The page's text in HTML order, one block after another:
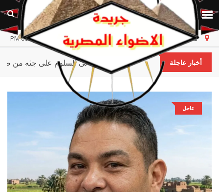
مصر السبت، ٨ أغسطس ٢٠٢٦ أخر تحديث 06:48:02 PM
أخبار عاجلة عثر أهالى السلوم على جثه من
عاجل